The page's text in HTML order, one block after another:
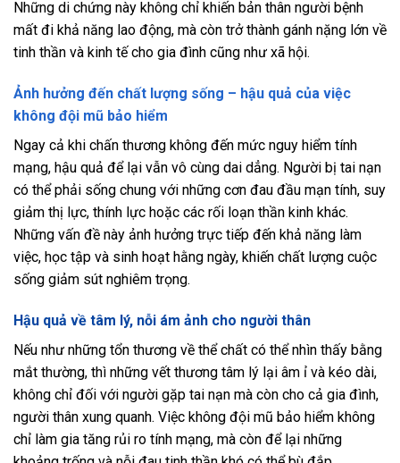
Những di chứng này không chỉ khiến bản thân người bệnh
mất đi khả năng lao động, mà còn trở thành gánh nặng lớn về
tinh thần và kinh tế cho gia đình cũng như xã hội.
Ảnh hưởng đến chất lượng sống – hậu quả của việc
không đội mũ bảo hiểm
Ngay cả khi chấn thương không đến mức nguy hiểm tính
mạng, hậu quả để lại vẫn vô cùng dai dẳng. Người bị tai nạn
có thể phải sống chung với những cơn đau đầu mạn tính, suy
giảm thị lực, thính lực hoặc các rối loạn thần kinh khác.
Những vấn đề này ảnh hưởng trực tiếp đến khả năng làm
việc, học tập và sinh hoạt hằng ngày, khiến chất lượng cuộc
sống giảm sút nghiêm trọng.
Hậu quả về tâm lý, nỗi ám ảnh cho người thân
Nếu như những tổn thương về thể chất có thể nhìn thấy bằng
mắt thường, thì những vết thương tâm lý lại âm ỉ và kéo dài,
không chỉ đối với người gặp tai nạn mà còn cho cả gia đình,
người thân xung quanh. Việc không đội mũ bảo hiểm không
chỉ làm gia tăng rủi ro tính mạng, mà còn để lại những